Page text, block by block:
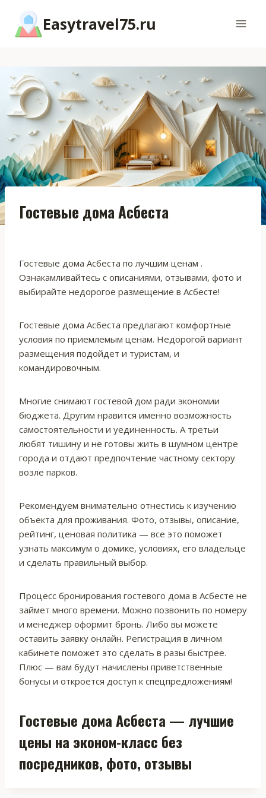
содержимому
Easytravel75.ru
Гостевые дома Асбеста
Гостевые дома Асбеста по лучшим ценам .
Ознакамливайтесь с описаниями, отзывами, фото и
выбирайте недорогое размещение в Асбесте!
Гостевые дома Асбеста предлагают комфортные
условия по приемлемым ценам. Недорогой вариант
размещения подойдет и туристам, и
командировочным.
Многие снимают гостевой дом ради экономии
бюджета. Другим нравится именно возможность
самостоятельности и уединенность. А третьи
любят тишину и не готовы жить в шумном центре
города и отдают предпочтение частному сектору
возле парков.
Рекомендуем внимательно отнестись к изучению
объекта для проживания. Фото, отзывы, описание,
рейтинг, ценовая политика — все это поможет
узнать максимум о домике, условиях, его владельце
и сделать правильный выбор.
Процесс бронирования гостевого дома в Асбесте не
займет много времени. Можно позвонить по номеру
и менеджер оформит бронь. Либо вы можете
оставить заявку онлайн. Регистрация в личном
кабинете поможет это сделать в разы быстрее.
Плюс — вам будут начислены приветственные
бонусы и откроется доступ к спецпредложениям!
Гостевые дома Асбеста — лучшие
цены на эконом-класс без
посредников, фото, отзывы